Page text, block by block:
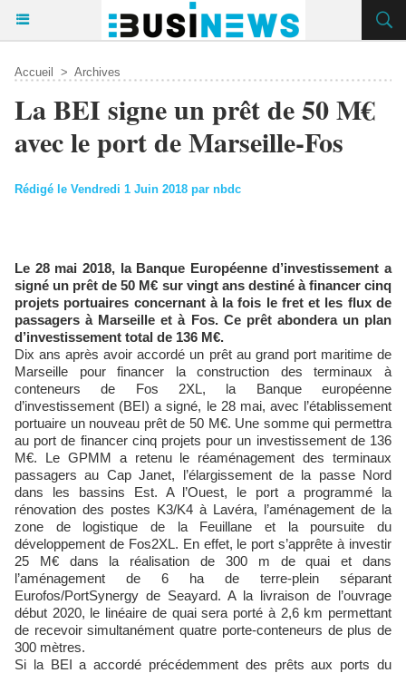
Accueil > Archives
La BEI signe un prêt de 50 M€
avec le port de Marseille-Fos
Rédigé le Vendredi 1 Juin 2018 par nbdc
Le 28 mai 2018, la Banque Européenne d’investissement a
signé un prêt de 50 M€ sur vingt ans destiné à financer cinq
projets portuaires concernant à la fois le fret et les flux de
passagers à Marseille et à Fos. Ce prêt abondera un plan
d’investissement total de 136 M€.
Dix ans après avoir accordé un prêt au grand port maritime de
Marseille pour financer la construction des terminaux à
conteneurs de Fos 2XL, la Banque européenne
d’investissement (BEI) a signé, le 28 mai, avec l’établissement
portuaire un nouveau prêt de 50 M€. Une somme qui permettra
au port de financer cinq projets pour un investissement de 136
M€. Le GPMM a retenu le réaménagement des terminaux
passagers au Cap Janet, l’élargissement de la passe Nord
dans les bassins Est. A l’Ouest, le port a programmé la
rénovation des postes K3/K4 à Lavéra, l’aménagement de la
zone de logistique de la Feuillane et la poursuite du
développement de Fos2XL. En effet, le port s’apprête à investir
25 M€ dans la réalisation de 300 m de quai et dans
l’aménagement de 6 ha de terre-plein séparant
Eurofos/PortSynergy de Seayard. A la livraison de l’ouvrage
début 2020, le linéaire de quai sera porté à 2,6 km permettant
de recevoir simultanément quatre porte-conteneurs de plus de
300 mètres.
Si la BEI a accordé précédemment des prêts aux ports du